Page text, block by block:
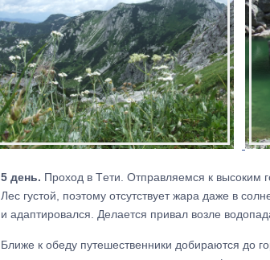
5 день. Проход в Tети. Отправляемся к высоким
Лес густой, поэтому отсутствует жара даже в
и адаптировался. Делается привал возле
Ближе к обеду путешественники добираются до